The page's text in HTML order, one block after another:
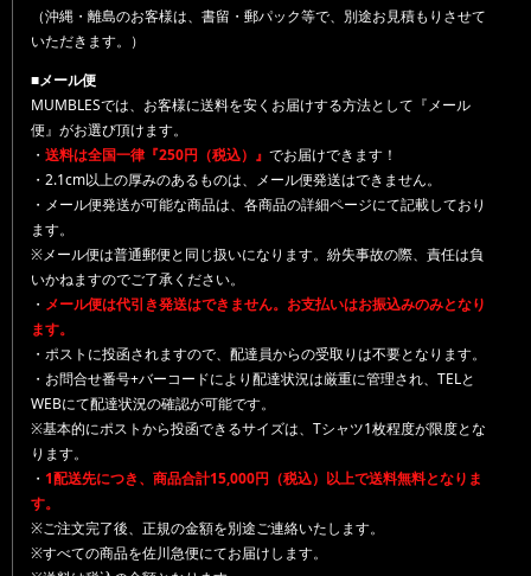
（沖縄・離島のお客様は、書留・郵パック等で、別途お見積もりさせて
いただきます。）
■メール便
MUMBLESでは、お客様に送料を安くお届けする方法として『メール
便』がお選び頂けます。
・ 送料は全国一律『250円（税込）』 でお届けできます！
・2.1cm以上の厚みのあるものは、メール便発送はできません。
・メール便発送が可能な商品は、各商品の詳細ページにて記載しており
ます。
※メール便は普通郵便と同じ扱いになります。紛失事故の際、責任は負
いかねますのでご了承ください。
・ メール便は代引き発送はできません。お支払いはお振込みのみとなり
ます。
・ポストに投函されますので、配達員からの受取りは不要となります。
・お問合せ番号+バーコードにより配達状況は厳重に管理され、TELと
WEBにて配達状況の確認が可能です。
※基本的にポストから投函できるサイズは、Tシャツ1枚程度が限度とな
ります。
・ 1配送先につき、商品合計15,000円（税込）以上で送料無料となりま
す。
※ご注文完了後、正規の金額を別途ご連絡いたします。
※すべての商品を佐川急便にてお届けします。